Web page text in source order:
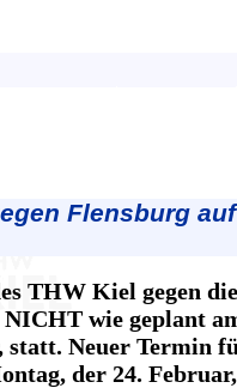
Flensburg
THW Kiel gegen
wie geplant
statt. Neuer Termin
der 24.